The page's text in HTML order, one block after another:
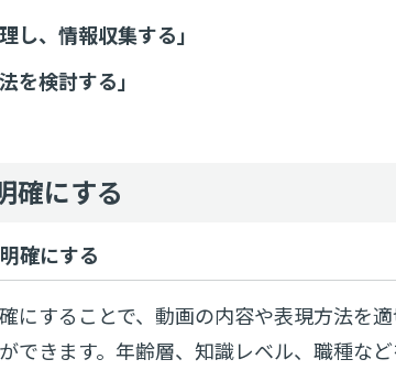
し、情報収集する」
を検討する」
確にする
確にする
にすることで、動画の内容や表現方法を
できます。年齢層、知識レベル、職種など